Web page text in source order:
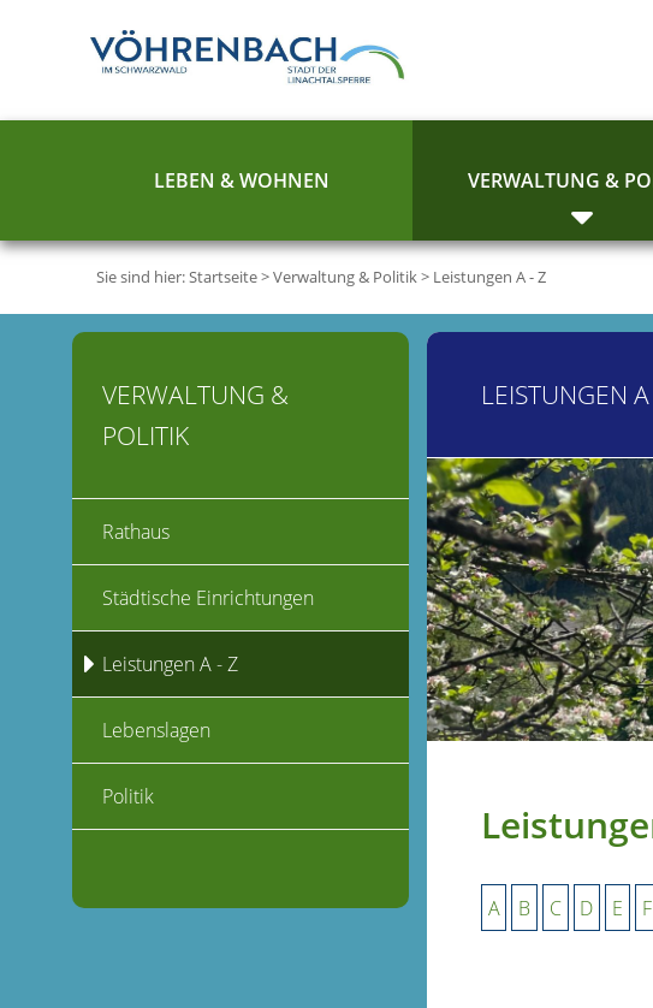
LEBEN & WOHNEN VERWALTUNG &
Sie sind hier:Startseite>Verwaltung & Politik> Leistungen A - Z
LEISTUNGEN
A B C D E F
VERWALTUNG &
POLITIK
Rathaus
Städtische Einrichtungen
Leistungen A - Z
Lebenslagen
Politik